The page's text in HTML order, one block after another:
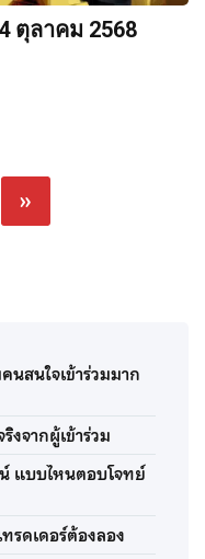
ตุลาคม 2568
»
สนใจเข้าร่วมมาก
งจากผู้เข้าร่วม
แบบไหนตอบโจทย์
รดเดอร์ต้องลอง